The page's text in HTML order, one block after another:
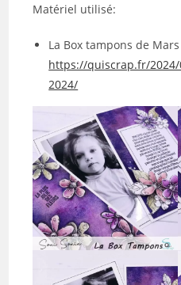
Matériel utilisé:
La Box tampons de
https://quiscrap.fr/
2024/